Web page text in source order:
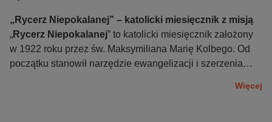
„Rycerz Niepokalanej” – katolicki miesięcznik z misją
„Rycerz Niepokalanej” to katolicki miesięcznik założony
w 1922 roku przez św. Maksymiliana Marię Kolbego. Od
początku stanowił narzędzie ewangelizacji i szerzenia
przeniesiony do Grodna, a następnie do Niepokalanowa,
Więcej